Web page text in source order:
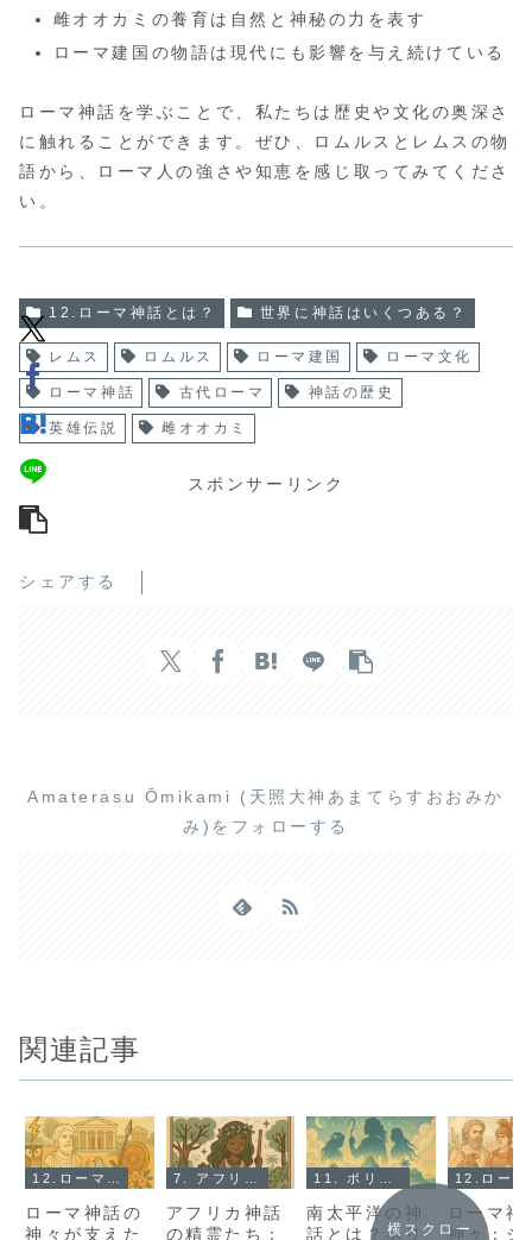
雌オオカミの養育は自然と神秘の力を表す
ローマ建国の物語は現代にも影響を与え続けている
ローマ神話を学ぶことで、私たちは歴史や文化の奥深さ
に触れることができます。ぜひ、ロムルスとレムスの物
語から、ローマ人の強さや知恵を感じ取ってみてくださ
い。
12.ローマ神話とは？ 世界に神話はいくつある？
レムス ロムルス ローマ建国 ローマ文化
ローマ神話 古代ローマ 神話の歴史
英雄伝説 雌オオカミ
スポンサーリンク
シェアする
Amaterasu Ōmikami (天照大神あまてらすおおみか
み)をフォローする
関連記事
ローマ神話の
神々が支えた
アフリカ神話
の精霊たち：
南太平洋の神
話とは？ポリ
ローマ神
神々：ジ
横スクロー